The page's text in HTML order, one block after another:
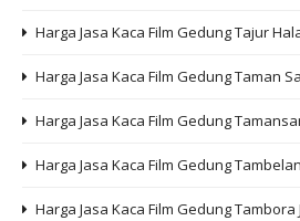
Harga Jasa Kaca Film Gedung Tajur
Harga Jasa Kaca Film Gedung Taman
Harga Jasa Kaca Film Gedung
Harga Jasa Kaca Film Gedung
Harga Jasa Kaca Film Gedung